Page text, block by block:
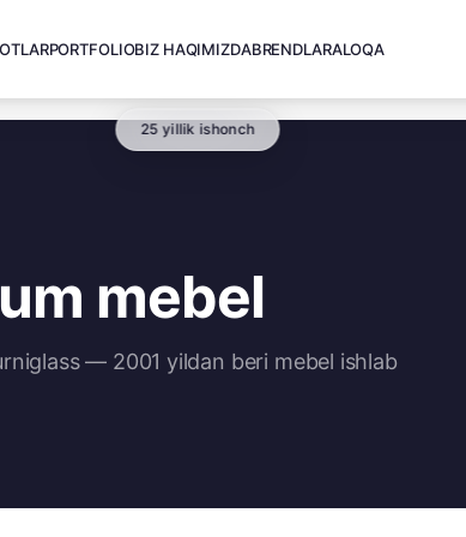
PORTFOLIOBIZ HAQIMIZDABRENDLARALOQA
25 yillik ishonch
mebel
— 2001 yildan beri mebel ishlab